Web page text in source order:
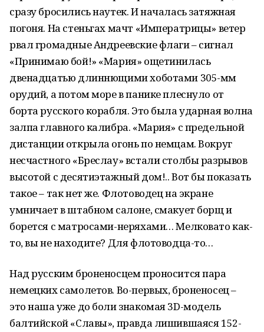
сразу бросились наутек. И началась затяжная
погоня. На стеньгах мачт «Императрицы» ветер
рвал громадные Андреевские флаги – сигнал
«Принимаю бой!» «Мария» ощетинилась
двенадцатью длиннющими хоботами 305-мм
орудий, а потом море в панике плеснуло от
борта русского корабля. Это была ударная волна
залпа главного калибра. «Мария» с предельной
дистанции открыла огонь по немцам. Вокруг
несчастного «Бреслау» встали столбы разрывов
высотой с десятиэтажный дом!.. Вот бы показать
такое – так нет же. Флотоводец на экране
умничает в штабном салоне, смакует борщ и
борется с матросами-неряхами… Мелковато как-
то, вы не находите? Для флотоводца-то…
Над русским броненосцем проносится пара
немецких самолетов. Во-первых, броненосец –
это наша уже до боли знакомая 3D-модель
балтийской «Славы», правда лишившаяся 152-